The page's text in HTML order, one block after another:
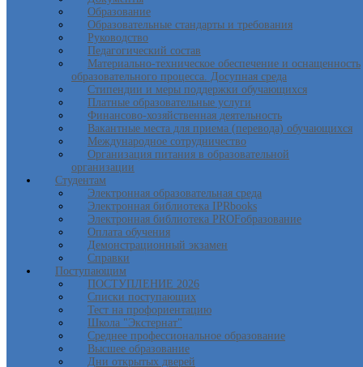
Образование
Образовательные стандарты и требования
Руководство
Педагогический состав
Материально-техническое обеспечение и оснащенность
образовательного процесса. Досупная среда
Стипендии и меры поддержки обучающихся
Платные образовательные услуги
Финансово-хозяйственная деятельность
Вакантные места для приема (перевода) обучающихся
Международное сотрудничество
Организация питания в образовательной
организации
Студентам
Электронная образовательная среда
Электронная библиотека IPRbooks
Электронная библиотека PROFобразование
Оплата обучения
Демонстрационный экзамен
Справки
Поступающим
ПОСТУПЛЕНИЕ 2026
Списки поступающих
Тест на профориентацию
Школа "Экстернат"
Среднее профессиональное образование
Высшее образование
Дни открытых дверей